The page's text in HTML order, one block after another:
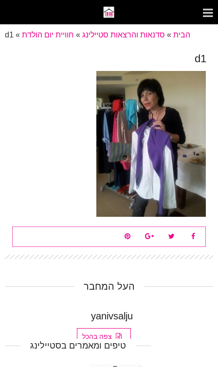
הבית » סדנאות והרצאות סטיילינג » חוויית יום הולדת »
d1
d1
העל המחבר
yanivsalju
צפה בהכל
טיפים ומאמרים בסטיילינג